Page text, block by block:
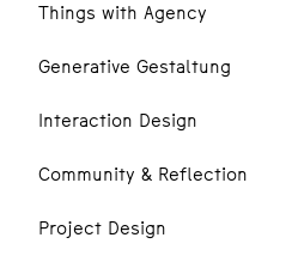
Things with Agency
Generative Gestaltung
Interaction Design
Community & Reflection
Project Design